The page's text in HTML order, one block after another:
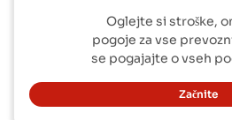
Oglejte si stroške,
pogoje za vse
se pogajajte o vseh
Začnite